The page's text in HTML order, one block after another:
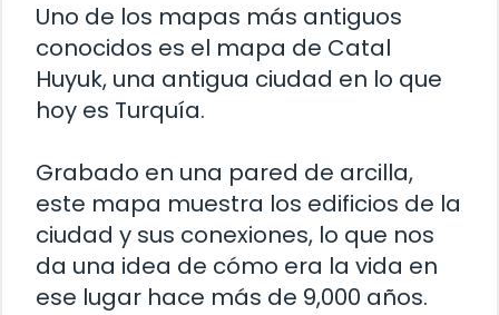
Uno de los mapas más antiguos
conocidos es el mapa de Catal
Huyuk, una antigua ciudad en lo que
hoy es Turquía.
Grabado en una pared de arcilla,
este mapa muestra los edificios de la
ciudad y sus conexiones, lo que nos
da una idea de cómo era la vida en
ese lugar hace más de 9,000 años.